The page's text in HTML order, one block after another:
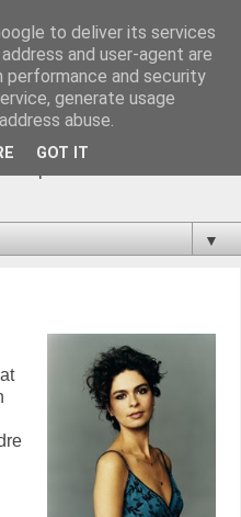
og
traditionsrigt ensemble, der
▼
to deliver its services
and user-agent are
performance and security
generate usage
abuse.
GOT IT